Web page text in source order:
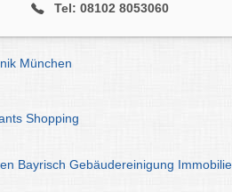
Tel: 08102 8053060
München
Shopping
Bayrisch Gebäudereinigung